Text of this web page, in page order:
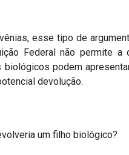
esse tipo de
Federal não permite
biológicos podem
devolução.
um filho biológico?